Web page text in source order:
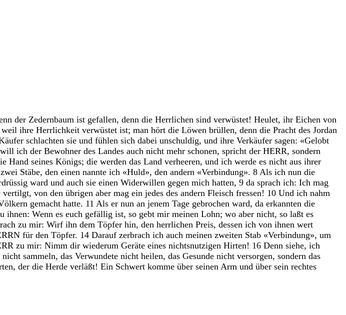
der Zedernbaum ist gefallen, denn die Herrlichen sind verwüstet! Heulet, ihr Eichen von
weil ihre Herrlichkeit verwüstet ist; man hört die Löwen brüllen, denn die Pracht des Jordan
schlachten sie und fühlen sich dabei unschuldig, und ihre Verkäufer sagen: «Gelobt
will ich der Bewohner des Landes auch nicht mehr schonen, spricht der HERR, sondern
Hand seines Königs; die werden das Land verheeren, und ich werde es nicht aus ihrer
zwei Stäbe, den einen nannte ich «Huld», den andern «Verbindung». 8 Als ich nun die
ward und auch sie einen Widerwillen gegen mich hatten, 9 da sprach ich: Ich mag
vertilgt, von den übrigen aber mag ein jedes des andern Fleisch fressen! 10 Und ich nahm
gemacht hatte. 11 Als er nun an jenem Tage gebrochen ward, da erkannten die
ihnen: Wenn es euch gefällig ist, so gebt mir meinen Lohn; wo aber nicht, so laßt es
zu mir: Wirf ihn dem Töpfer hin, den herrlichen Preis, dessen ich von ihnen wert
für den Töpfer. 14 Darauf zerbrach ich auch meinen zweiten Stab «Verbindung», um
zu mir: Nimm dir wiederum Geräte eines nichtsnutzigen Hirten! 16 Denn siehe, ich
nicht sammeln, das Verwundete nicht heilen, das Gesunde nicht versorgen, sondern das
, der die Herde verläßt! Ein Schwert komme über seinen Arm und über sein rechtes